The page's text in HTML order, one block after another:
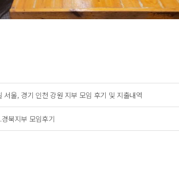
서울, 경기 인천 강원 지부 모임 후기 및 지출내역
북지부 모임후기